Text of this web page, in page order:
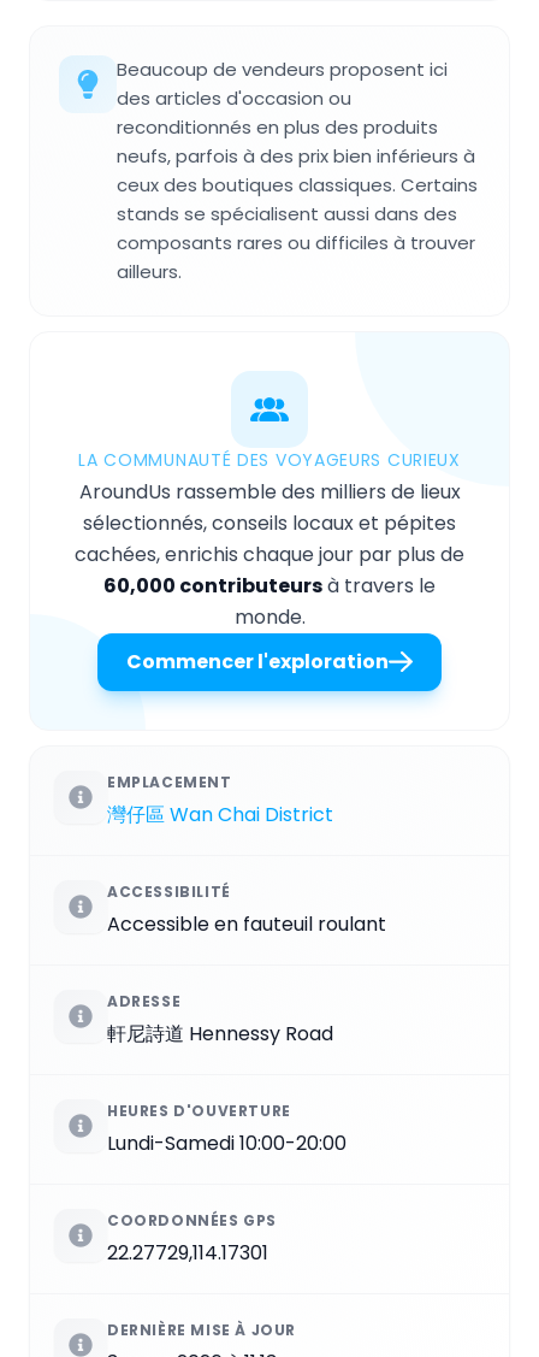
Beaucoup de vendeurs proposent ici
des articles d'occasion ou
reconditionnés en plus des produits
neufs, parfois à des prix bien inférieurs à
ceux des boutiques classiques. Certains
stands se spécialisent aussi dans des
composants rares ou difficiles à trouver
ailleurs.
LA COMMUNAUTÉ DES VOYAGEURS CURIEUX
AroundUs rassemble des milliers de lieux
sélectionnés, conseils locaux et pépites
cachées, enrichis chaque jour par plus de
60,000 contributeursà travers le
monde.
Commencer l'exploration
EMPLACEMENT
灣仔區 Wan Chai District
ACCESSIBILITÉ
Accessible en fauteuil roulant
ADRESSE
軒尼詩道 Hennessy Road
HEURES D'OUVERTURE
Lundi-Samedi 10:00-20:00
COORDONNÉES GPS
22.27729,114.17301
DERNIÈRE MISE À JOUR